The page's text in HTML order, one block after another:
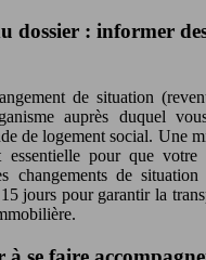
dossier : informer
de situation
auprès duquel
de logement social. Une
essentielle pour que votre
changements de
jours pour garantir la